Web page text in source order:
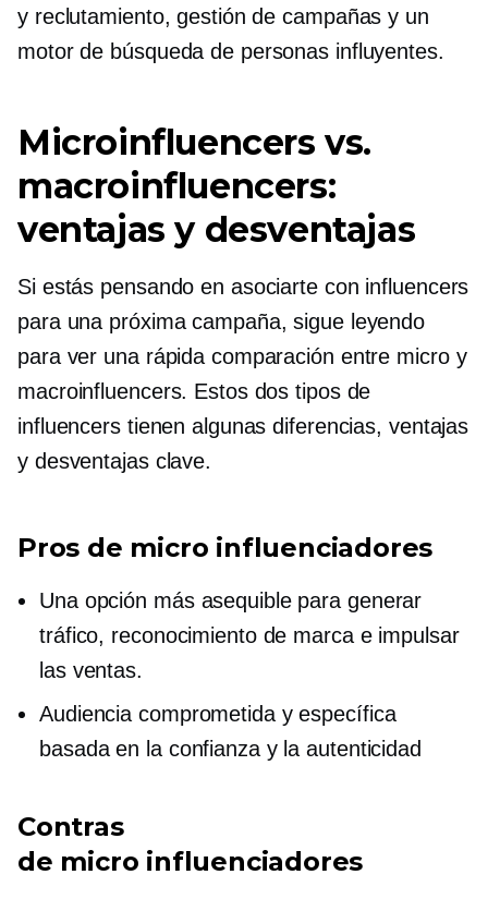
y reclutamiento, gestión de campañas y un
motor de búsqueda de personas influyentes.
Microinfluencers vs.
macroinfluencers:
ventajas y desventajas
Si estás pensando en asociarte con influencers
para una próxima campaña, sigue leyendo
para ver una rápida comparación entre micro y
macroinfluencers. Estos dos tipos de
influencers tienen algunas diferencias, ventajas
y desventajas clave.
Pros de micro influenciadores
Una opción más asequible para generar
tráfico, reconocimiento de marca e impulsar
las ventas.
Audiencia comprometida y específica
basada en la confianza y la autenticidad
Contras
de micro influenciadores